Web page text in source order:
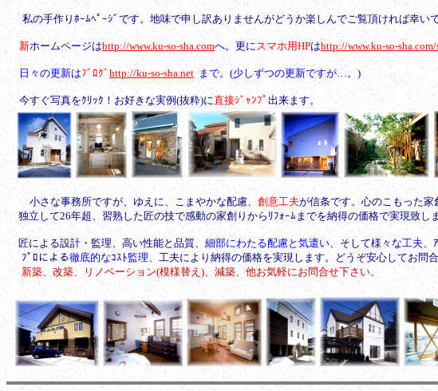
私の手作りﾎｰﾑﾍﾟｰｼﾞです。地味で申し訳ありませんがどうか楽しんでご覧頂ければ幸い
新ホームページはhttp://www.ku-so-sha.comへ。更にスマホ用HPはhttp://www.ku-so-sha.com/
日々の更新はﾌﾞﾛｸﾞ http://ku-so-sha.net まで。(少しずつの更新ですが…。)
今すぐ写真をｸﾘｯｸ！お好きな実例(抜粋)に直接ｼﾞｬﾝﾌﾟ 出来ます。
小さな事務所ですが、ゆえに、こまやかな配慮、 創意工夫が信条です。心のこもった家
独立して26年超、習熟した匠の技で感動の家創りからﾘﾌｫｰﾑまでを納得の価格で実現致し
匠による設計・監理、 高い性能と品質、 細部にわたる配慮と気遣い、そして様々な工夫、
ﾌﾟﾛによる徹底的なｺｽﾄ監理、工夫により納得の価格を実現します。どうぞ安心してお問
新築、改築、リノベーション(模様替え)、減築、他お気軽にお問合せ下さい。